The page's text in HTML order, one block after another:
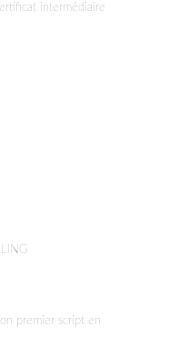
intermédiaire
premier script en